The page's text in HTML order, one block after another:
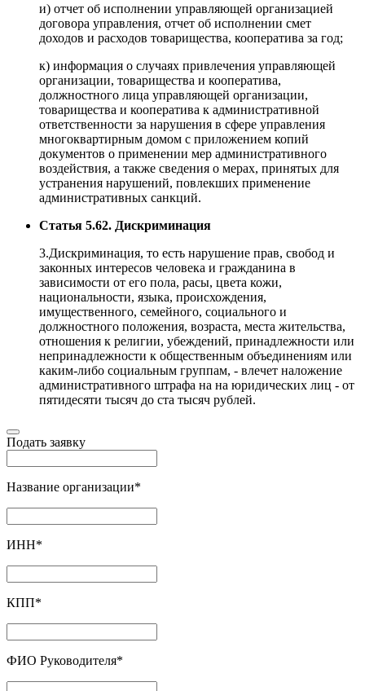
и) отчет об исполнении управляющей организацией
договора управления, отчет об исполнении смет
доходов и расходов товарищества, кооператива за год;
к) информация о случаях привлечения управляющей
организации, товарищества и кооператива,
должностного лица управляющей организации,
товарищества и кооператива к административной
ответственности за нарушения в сфере управления
многоквартирным домом с приложением копий
документов о применении мер административного
воздействия, а также сведения о мерах, принятых для
устранения нарушений, повлекших применение
административных санкций.
Статья 5.62. Дискриминация
3.Дискриминация, то есть нарушение прав, свобод и
законных интересов человека и гражданина в
зависимости от его пола, расы, цвета кожи,
национальности, языка, происхождения,
имущественного, семейного, социального и
должностного положения, возраста, места жительства,
отношения к религии, убеждений, принадлежности или
непринадлежности к общественным объединениям или
каким-либо социальным группам, - влечет наложение
административного штрафа на на юридических лиц - от
пятидесяти тысяч до ста тысяч рублей.
Подать заявку
Название организации*
ИНН*
КПП*
ФИО Руководителя*